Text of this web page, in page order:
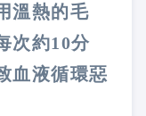
溫熱的毛
次約10分
血液循環惡